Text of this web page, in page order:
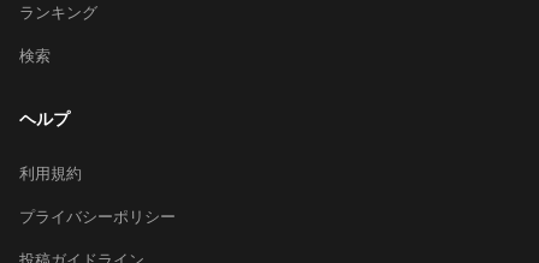
ランキング
検索
ヘルプ
利用規約
プライバシーポリシー
投稿ガイドライン